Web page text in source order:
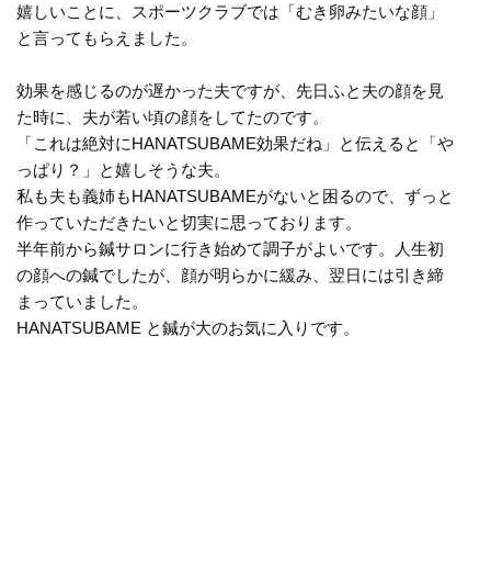
嬉しいことに、スポーツクラブでは「むき卵みたいな顔」
と言ってもらえました。
効果を感じるのが遅かった夫ですが、先日ふと夫の顔を見
た時に、夫が若い頃の顔をしてたのです。
「これは絶対にHANATSUBAME効果だね」と伝えると「や
っぱり？」と嬉しそうな夫。
私も夫も義姉もHANATSUBAMEがないと困るので、ずっと
作っていただきたいと切実に思っております。
半年前から鍼サロンに行き始めて調子がよいです。人生初
の顔への鍼でしたが、顔が明らかに緩み、翌日には引き締
まっていました。
HANATSUBAME と鍼が大のお気に入りです。